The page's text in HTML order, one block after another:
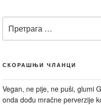
за:
СКОРАШЊИ ЧЛАНЦИ
Vegan, ne pije, ne puši, glumi
onda dođu mračne perverzije